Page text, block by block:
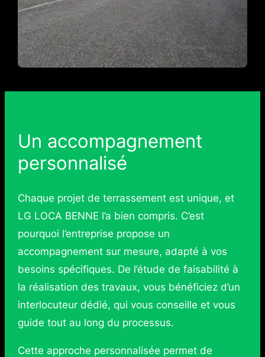
Un accompagnement
personnalisé
Chaque projet de terrassement est unique, et
LG LOCA BENNE l’a bien compris. C’est
pourquoi l’entreprise propose un
accompagnement sur mesure, adapté à vos
besoins spécifiques. De l’étude de faisabilité à
la réalisation des travaux, vous bénéficiez d’un
interlocuteur dédié, qui vous conseille et vous
guide tout au long du processus.
Cette approche personnalisée permet de